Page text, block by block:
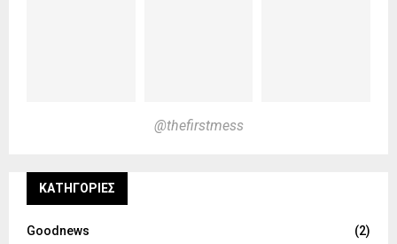
@thefirstmess
KΑΤΗΓΟΡΊΕΣ
Goodnews
(2)